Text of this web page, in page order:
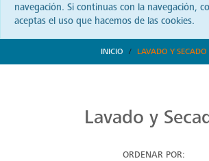
navegación. Si continuas con la navegación,
aceptas el uso que hacemos de las cookies.
INICIO LAVADO Y SECADO
Lavado y
ORDENAR POR: